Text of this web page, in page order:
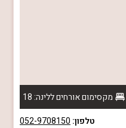
מקסימום אורחים ללינה: 18
טלפון: 052-9708150